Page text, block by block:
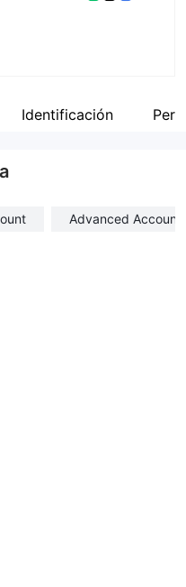
Identificación
Advanced Account